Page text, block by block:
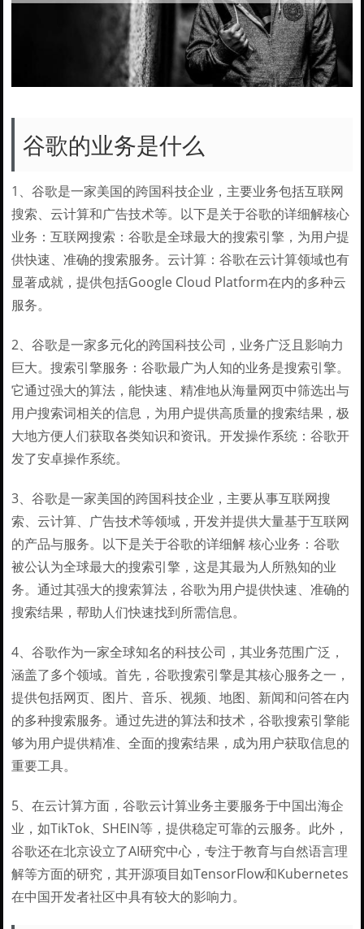
谷歌的业务是什么
1、谷歌是一家美国的跨国科技企业，主要业务包括互联网
搜索、云计算和广告技术等。以下是关于谷歌的详细解核心
业务：互联网搜索：谷歌是全球最大的搜索引擎，为用户提
供快速、准确的搜索服务。云计算：谷歌在云计算领域也有
显著成就，提供包括Google Cloud Platform在内的多种云
服务。
2、谷歌是一家多元化的跨国科技公司，业务广泛且影响力
巨大。搜索引擎服务：谷歌最广为人知的业务是搜索引擎。
它通过强大的算法，能快速、精准地从海量网页中筛选出与
用户搜索词相关的信息，为用户提供高质量的搜索结果，极
大地方便人们获取各类知识和资讯。开发操作系统：谷歌开
发了安卓操作系统。
3、谷歌是一家美国的跨国科技企业，主要从事互联网搜
索、云计算、广告技术等领域，开发并提供大量基于互联网
的产品与服务。以下是关于谷歌的详细解 核心业务：谷歌
被公认为全球最大的搜索引擎，这是其最为人所熟知的业
务。通过其强大的搜索算法，谷歌为用户提供快速、准确的
搜索结果，帮助人们快速找到所需信息。
4、谷歌作为一家全球知名的科技公司，其业务范围广泛，
涵盖了多个领域。首先，谷歌搜索引擎是其核心服务之一，
提供包括网页、图片、音乐、视频、地图、新闻和问答在内
的多种搜索服务。通过先进的算法和技术，谷歌搜索引擎能
够为用户提供精准、全面的搜索结果，成为用户获取信息的
重要工具。
5、在云计算方面，谷歌云计算业务主要服务于中国出海企
业，如TikTok、SHEIN等，提供稳定可靠的云服务。此外，
谷歌还在北京设立了AI研究中心，专注于教育与自然语言理
解等方面的研究，其开源项目如TensorFlow和Kubernetes
在中国开发者社区中具有较大的影响力。